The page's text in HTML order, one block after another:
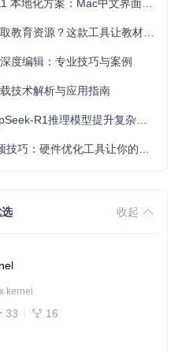
度编辑：专业技巧与案例
技术解析与应用指南
收起
kernel
33 16